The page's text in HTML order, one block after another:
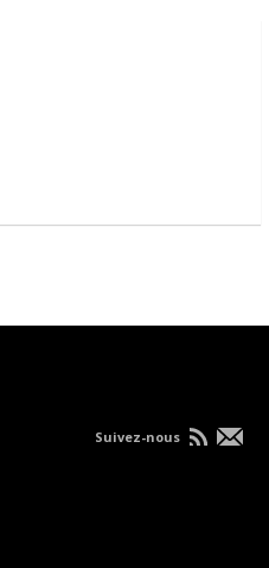
Suivez-nous